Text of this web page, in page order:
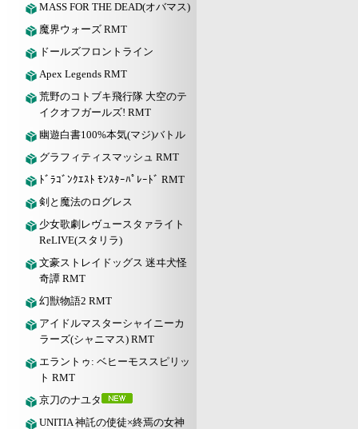
MASS FOR THE DEAD(オバマス)
魔界ウォーズ RMT
ドールズフロントライン
Apex Legends RMT
荒野のコトブキ飛行隊 大空のテ
イクオフガールズ! RMT
幽遊白書100%本気(マジ)バトル
グラフィティスマッシュ RMT
ﾄﾞﾗｺﾞﾝｸｴｽﾄ ﾓﾝｽﾀｰﾊﾟﾚｰﾄﾞ RMT
剣と魔法のログレス
少女歌劇レヴュースタァライト
ReLIVE(スタリラ)
文豪ストレイドッグス 迷ヰ犬怪
奇譚 RMT
幻獣物語2 RMT
アイドルマスターシャイニーカ
ラーズ(シャニマス) RMT
エラントゥ: ベヒーモススピリッ
ト RMT
京刀のナユタ
UNITIA 神託の使徒×終焉の女神